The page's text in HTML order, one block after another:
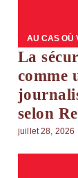
AU CAS OÙ
La
comme
selon
juillet 28, 2026